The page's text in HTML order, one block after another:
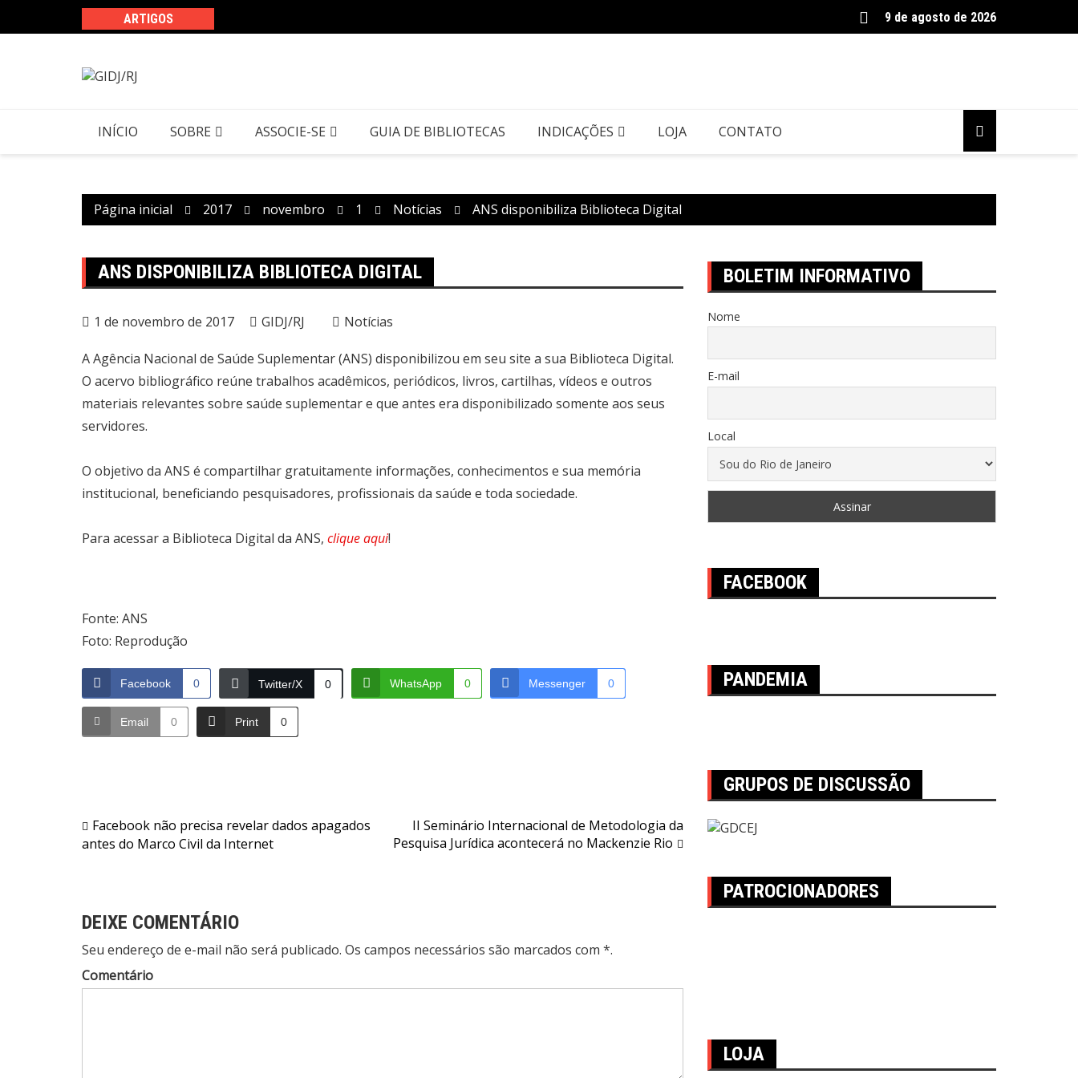
ARTIGOS 9 de agosto de 2026
INÍCIO SOBRE ASSOCIE-SE GUIA DE BIBLIOTECAS INDICAÇÕES LOJA CONTATO
Página inicial 2017 novembro 1 Notícias ANS disponibiliza Biblioteca Digital
ANS DISPONIBILIZA BIBLIOTECA DIGITAL
1 de novembro de 2017 GIDJ/RJ Notícias
A Agência Nacional de Saúde Suplementar (ANS) disponibilizou em seu site a sua Biblioteca Digital.
O acervo bibliográfico reúne trabalhos acadêmicos, periódicos, livros, cartilhas, vídeos e outros
materiais relevantes sobre saúde suplementar e que antes era disponibilizado somente aos seus
servidores.
O objetivo da ANS é compartilhar gratuitamente informações, conhecimentos e sua memória
institucional, beneficiando pesquisadores, profissionais da saúde e toda sociedade.
Para acessar a Biblioteca Digital da ANS, clique aqui!
Fonte: ANS
Foto: Reprodução
Facebook 0 Twitter/X 0 WhatsApp 0 Messenger 0
Email 0 Print 0
Navegação
de
Facebook não precisa revelar dados apagados
antes do Marco Civil da Internet
II Seminário Internacional de Metodologia da
Pesquisa Jurídica acontecerá no Mackenzie Rio
DEIXE COMENTÁRIO
Seu endereço de e-mail não será publicado. Os campos necessários são marcados com *.
Comentário
BOLETIM INFORMATIVO
Nome
E-mail
Local
FACEBOOK
PANDEMIA
GRUPOS DE DISCUSSÃO
PATROCIONADORES
LOJA